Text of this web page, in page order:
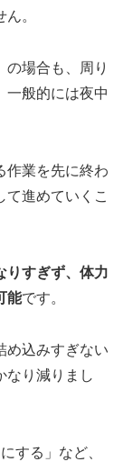
。
の場合も、周り
一般的には夜中
作業を先に終わ
て進めていくこ
りすぎず、体力
能です。
め込みすぎない
なり減りまし
する」など、